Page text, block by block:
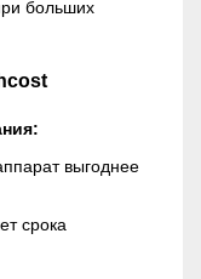
больших
выгоднее
срока